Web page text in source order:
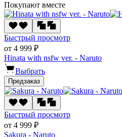
Покупают вместе
Быстрый просмотр
от 4 999 ₽
Hinata with nsfw ver. - Naruto
Выбрать
Предзаказ
Быстрый просмотр
от 4 999 ₽
Sakura - Naruto